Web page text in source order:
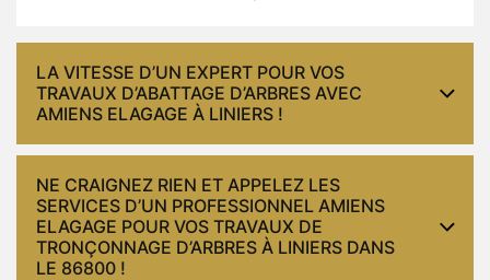
LA VITESSE D’UN EXPERT POUR VOS
TRAVAUX D’ABATTAGE D’ARBRES AVEC
AMIENS ELAGAGE À LINIERS !
NE CRAIGNEZ RIEN ET APPELEZ LES
SERVICES D’UN PROFESSIONNEL AMIENS
ELAGAGE POUR VOS TRAVAUX DE
TRONÇONNAGE D’ARBRES À LINIERS DANS
LE 86800 !